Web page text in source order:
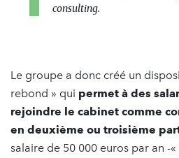
consulting.
Le groupe a donc créé un
rebond » qui permet à des
rejoindre le cabinet comme
en deuxième ou troisième
salaire de 50 000 euros par an -«